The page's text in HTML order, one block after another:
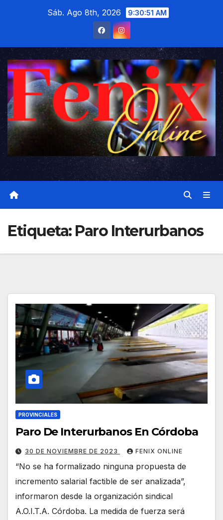
Sáb. Ago 8th, 2026 9:30:52 AM
Etiqueta: Paro Interurbanos
PROVINCIALES
Paro De Interurbanos En Córdoba
30 DE NOVIEMBRE DE 2023 FENIX ONLINE
“No se ha formalizado ninguna propuesta de
incremento salarial factible de ser analizada”,
informaron desde la organización sindical
A.O.I.T.A. Córdoba. La medida de fuerza será